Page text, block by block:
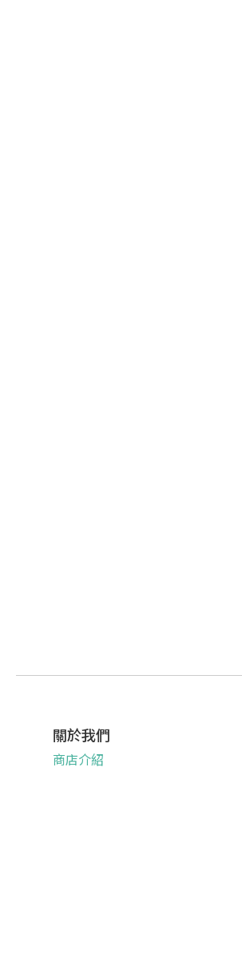
關於我們
商店介紹